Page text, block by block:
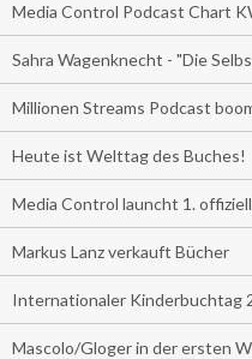
Media Control Podcast Chart
Sahra Wagenknecht - "Die
Millionen Streams Podcast
Heute ist Welttag des Buches!
Media Control launcht 1.
Markus Lanz verkauft Bücher
Internationaler Kinderbuchtag
Mascolo/Gloger in der ersten